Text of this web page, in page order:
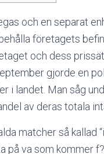
och en separat
företagets
och dess
gjorde en
i landet. Man såg
av deras totala
matcher så kallad
på va som kommer